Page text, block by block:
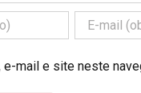
e-mail e site neste